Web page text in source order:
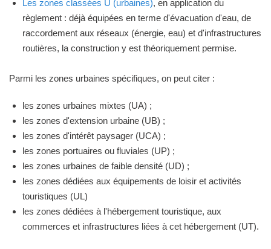
Les zones classées U (urbaines), en application du
règlement : déjà équipées en terme d'évacuation d'eau, de
raccordement aux réseaux (énergie, eau) et d'infrastructures
routières, la construction y est théoriquement permise.
Parmi les zones urbaines spécifiques, on peut citer :
les zones urbaines mixtes (UA) ;
les zones d'extension urbaine (UB) ;
les zones d'intérêt paysager (UCA) ;
les zones portuaires ou fluviales (UP) ;
les zones urbaines de faible densité (UD) ;
les zones dédiées aux équipements de loisir et activités
touristiques (UL)
les zones dédiées à l'hébergement touristique, aux
commerces et infrastructures liées à cet hébergement (UT).